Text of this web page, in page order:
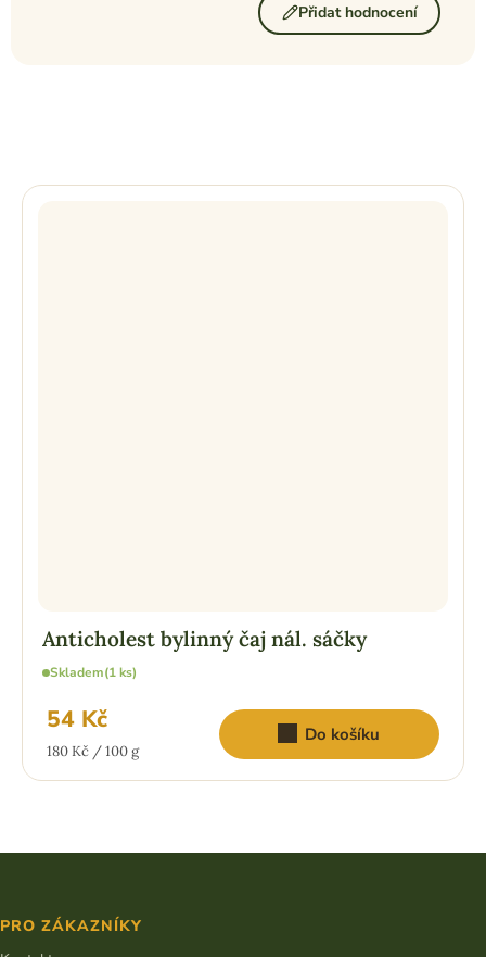
Anticholest bylinný čaj nál. sáčky
Skladem(1 ks)
54 Kč
Měrná
180 Kč / 100 g
Do košíku
Přidat hodnocení
a
PRO ZÁKAZNÍKY